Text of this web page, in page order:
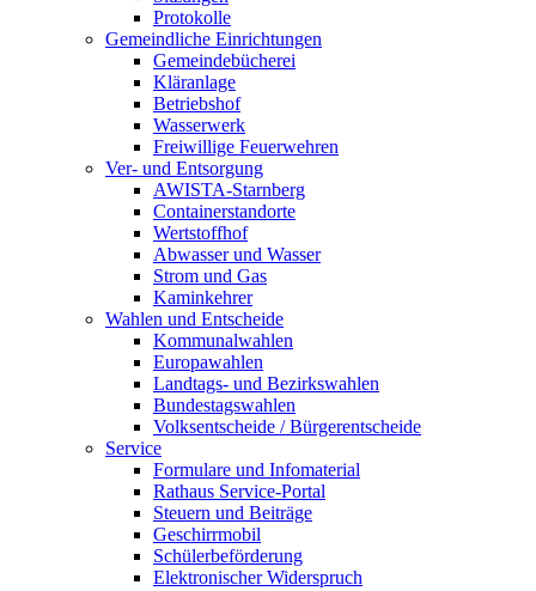
Protokolle
Gemeindliche Einrichtungen
Gemeindebücherei
Kläranlage
Betriebshof
Wasserwerk
Freiwillige Feuerwehren
Ver- und Entsorgung
AWISTA-Starnberg
Containerstandorte
Wertstoffhof
Abwasser und Wasser
Strom und Gas
Kaminkehrer
Wahlen und Entscheide
Kommunalwahlen
Europawahlen
Landtags- und Bezirkswahlen
Bundestagswahlen
Volksentscheide / Bürgerentscheide
Service
Formulare und Infomaterial
Rathaus Service-Portal
Steuern und Beiträge
Geschirrmobil
Schülerbeförderung
Elektronischer Widerspruch